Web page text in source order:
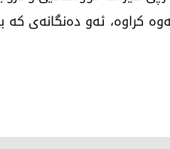
بەوە کراوە، ئەو دەنگانەی